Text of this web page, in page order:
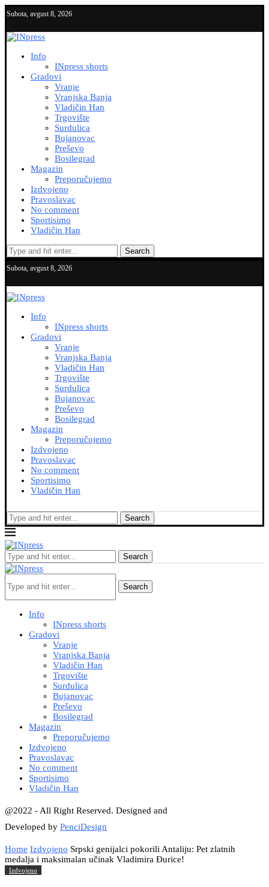
Subota, avgust 8, 2026
Info
INpress shorts
Gradovi
Vranje
Vranjska Banja
Vladičin Han
Trgovište
Surdulica
Bujanovac
Preševo
Bosilegrad
Magazin
Preporučujemo
Izdvojeno
Pravoslavac
No comment
Sportisimo
Vladičin Han
Search
Subota, avgust 8, 2026
Info
INpress shorts
Gradovi
Vranje
Vranjska Banja
Vladičin Han
Trgovište
Surdulica
Bujanovac
Preševo
Bosilegrad
Magazin
Preporučujemo
Izdvojeno
Pravoslavac
No comment
Sportisimo
Vladičin Han
Search
Search
Search
Info
INpress shorts
Gradovi
Vranje
Vranjska Banja
Vladičin Han
Trgovište
Surdulica
Bujanovac
Preševo
Bosilegrad
Magazin
Preporučujemo
Izdvojeno
Pravoslavac
No comment
Sportisimo
Vladičin Han
@2022 - All Right Reserved. Designed and
Developed by PenciDesign
Home Izdvojeno Srpski genijalci pokorili Antaliju: Pet zlatnih
medalja i maksimalan učinak Vladimira Đurice!
Izdvojeno